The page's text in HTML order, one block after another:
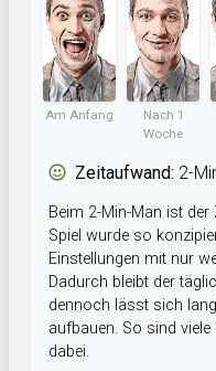
Am Anfang
Nach 1
Woche
Zeitaufwand: 2-
Beim 2-Min-Man ist
Spiel wurde so
Einstellungen mit nur
Dadurch bleibt der
dennoch lässt sich
aufbauen. So sind
dabei.